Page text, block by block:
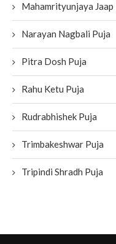
Mahamrityunjaya Jaap
Narayan Nagbali Puja
Pitra Dosh Puja
Rahu Ketu Puja
Rudrabhishek Puja
Trimbakeshwar Puja
Tripindi Shradh Puja